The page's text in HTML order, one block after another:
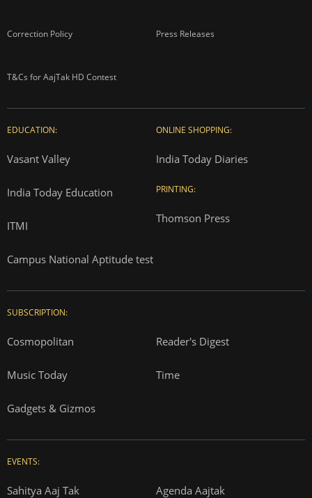
Correction Policy Press Releases
T&Cs for AajTak HD Contest
EDUCATION:
Vasant Valley
India Today Education
ITMI
Campus National Aptitude test
ONLINE SHOPPING:
India Today Diaries
PRINTING:
Thomson Press
SUBSCRIPTION:
Cosmopolitan Reader's Digest
Music Today Time
Gadgets & Gizmos
EVENTS:
Sahitya Aaj Tak Agenda Aajtak